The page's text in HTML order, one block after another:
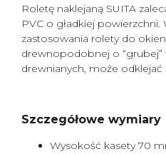
Roletę naklejaną SUITA
PVC o gładkiej powierzchni.
zastosowania rolety do
drewnopodobnej o
drewnianych, może odklejać
Szczegółowe wymiary
Wysokość kasety 70